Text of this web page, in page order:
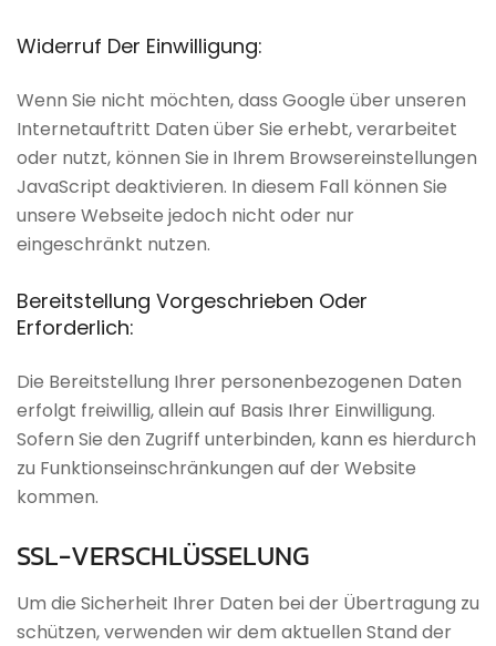
Widerruf Der Einwilligung:
Wenn Sie nicht möchten, dass Google über unseren
Internetauftritt Daten über Sie erhebt, verarbeitet
oder nutzt, können Sie in Ihrem Browsereinstellungen
JavaScript deaktivieren. In diesem Fall können Sie
unsere Webseite jedoch nicht oder nur
eingeschränkt nutzen.
Bereitstellung Vorgeschrieben Oder
Erforderlich:
Die Bereitstellung Ihrer personenbezogenen Daten
erfolgt freiwillig, allein auf Basis Ihrer Einwilligung.
Sofern Sie den Zugriff unterbinden, kann es hierdurch
zu Funktionseinschränkungen auf der Website
kommen.
SSL-VERSCHLÜSSELUNG
Um die Sicherheit Ihrer Daten bei der Übertragung zu
schützen, verwenden wir dem aktuellen Stand der